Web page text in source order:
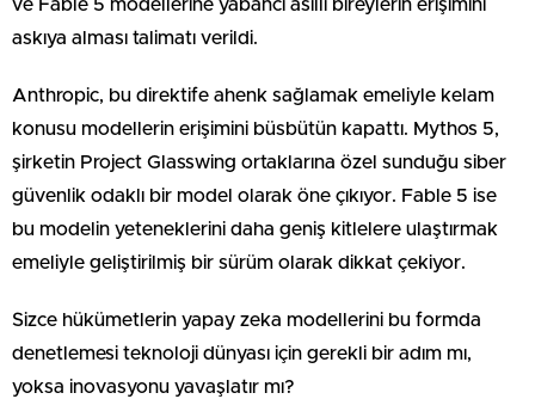
ve Fable 5 modellerine yabancı asıllı bireylerin erişimini
askıya alması talimatı verildi.
Anthropic, bu direktife ahenk sağlamak emeliyle kelam
konusu modellerin erişimini büsbütün kapattı. Mythos 5,
şirketin Project Glasswing ortaklarına özel sunduğu siber
güvenlik odaklı bir model olarak öne çıkıyor. Fable 5 ise
bu modelin yeteneklerini daha geniş kitlelere ulaştırmak
emeliyle geliştirilmiş bir sürüm olarak dikkat çekiyor.
Sizce hükümetlerin yapay zeka modellerini bu formda
denetlemesi teknoloji dünyası için gerekli bir adım mı,
yoksa inovasyonu yavaşlatır mı?